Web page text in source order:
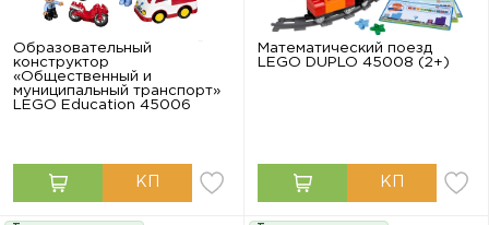
Образовательный
конструктор
«Общественный и
муниципальный транспорт»
LEGO Education 45006
Математический поезд
LEGO DUPLO 45008 (2+)